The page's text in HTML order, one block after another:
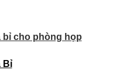
bỉ cho phòng họp
Bỉ